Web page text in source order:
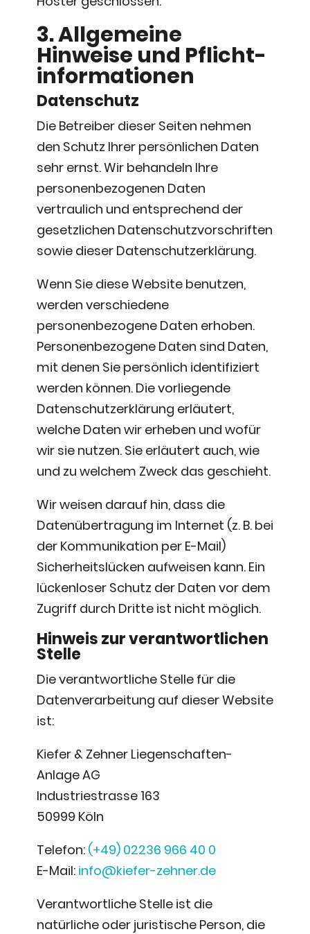
3. Allgemeine
Hinweise und Pflicht­
informationen
Datenschutz
Die Betreiber dieser Seiten nehmen
den Schutz Ihrer persönlichen Daten
sehr ernst. Wir behandeln Ihre
personenbezogenen Daten
vertraulich und entsprechend der
gesetzlichen Datenschutzvorschriften
sowie dieser Datenschutzerklärung.
Wenn Sie diese Website benutzen,
werden verschiedene
personenbezogene Daten erhoben.
Personenbezogene Daten sind Daten,
mit denen Sie persönlich identifiziert
werden können. Die vorliegende
Datenschutzerklärung erläutert,
welche Daten wir erheben und wofür
wir sie nutzen. Sie erläutert auch, wie
und zu welchem Zweck das geschieht.
Wir weisen darauf hin, dass die
Datenübertragung im Internet (z. B. bei
der Kommunikation per E-Mail)
Sicherheitslücken aufweisen kann. Ein
lückenloser Schutz der Daten vor dem
Zugriff durch Dritte ist nicht möglich.
Hinweis zur verantwortlichen
Stelle
Die verantwortliche Stelle für die
Datenverarbeitung auf dieser Website
ist:
Kiefer & Zehner Liegenschaften-
Anlage AG
Industriestrasse 163
50999 Köln
Telefon: (+49) 02236 966 40 0
E-Mail: info@kiefer-zehner.de
Verantwortliche Stelle ist die
natürliche oder juristische Person, die